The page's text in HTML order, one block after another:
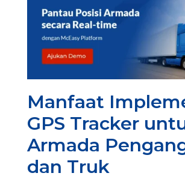
Manfaat
GPS Tracker
Armada
dan Truk